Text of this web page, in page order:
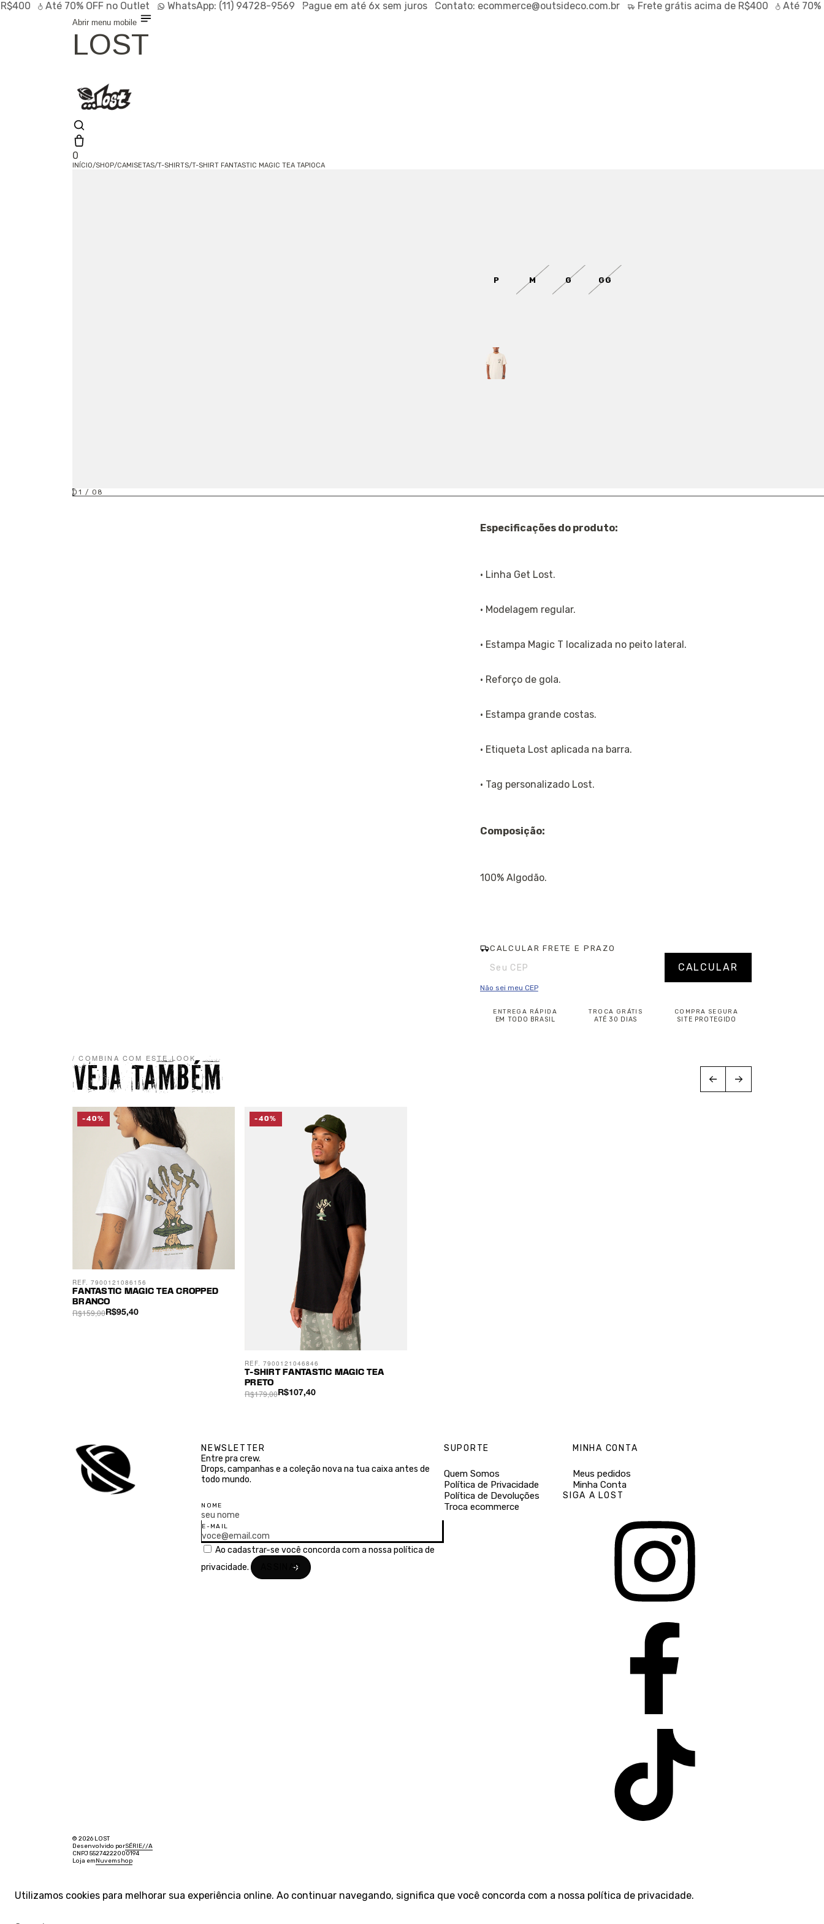
Até70% OFFno Outlet WhatsApp:(11) 94728-9569 Pague em até6x sem juros Contato:ecommerce@outsideco.com.br Fretegrátisacima de R$400 Até70%
Abrir menu mobile
LOST
0
INÍCIO/SHOP/CAMISETAS/T-SHIRTS/T-SHIRT FANTASTIC MAGIC TEA TAPIOCA
01 / 08
P M G GG
Especificações do produto:
· Linha Get Lost.
· Modelagem regular.
· Estampa Magic T localizada no peito lateral.
· Reforço de gola.
· Estampa grande costas.
· Etiqueta Lost aplicada na barra.
· Tag personalizado Lost.
Composição:
100% Algodão.
CALCULAR FRETE E PRAZO
Entregas para o CEP: Alterar CEP
CALCULAR
Não sei meu CEP
ENTREGA RÁPIDA
EM TODO BRASIL
TROCA GRÁTIS
ATÉ 30 DIAS
COMPRA SEGURA
SITE PROTEGIDO
/ COMBINA COM ESTE LOOK
VEJA TAMBÉM
FANTASTIC MAGIC TEA CROPPED
BRANCO
R$95,40
R$159,00
REF. 7900121086156
-40%
T-SHIRT FANTASTIC MAGIC TEA
PRETO
R$107,40
R$179,00
REF. 7900121046846
-40%
NEWSLETTER
Entre pra crew.
Drops, campanhas e a coleção nova na tua caixa antes de
todo mundo.
NOME
E-MAIL
Ao cadastrar-se você concorda com a nossapolítica de
privacidade.
SUPORTE
Quem Somos
Política de Privacidade
Política de Devoluções
Troca ecommerce
MINHA CONTA
Meus pedidos
Minha Conta
SIGA A LOST
© 2026 LOST
Desenvolvido porSÉRIE//A
CNPJ 55274222000194
Loja emNuvemshop
Utilizamos cookies para melhorar sua experiência online. Ao continuar navegando, significa que você concorda com a nossa política de privacidade.